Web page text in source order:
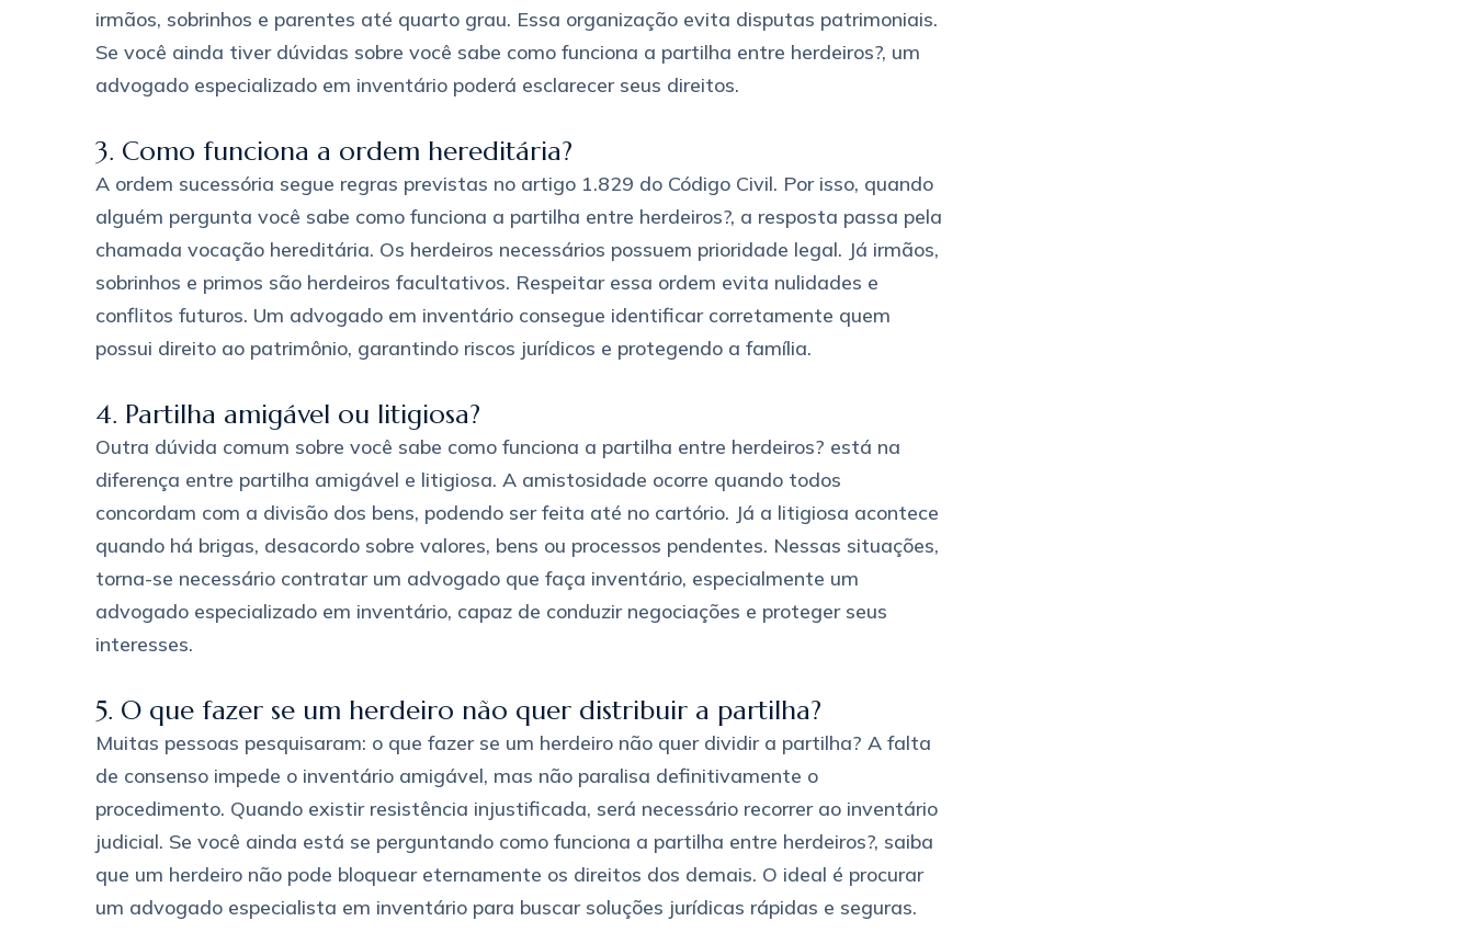
irmãos, sobrinhos e parentes até quarto grau. Essa organização evita disputas patrimoniais.
Se você ainda tiver dúvidas sobre você sabe como funciona a partilha entre herdeiros?, um
advogado especializado em inventário poderá esclarecer seus direitos.
3. Como funciona a ordem hereditária?
A ordem sucessória segue regras previstas no artigo 1.829 do Código Civil. Por isso, quando
alguém pergunta você sabe como funciona a partilha entre herdeiros?, a resposta passa pela
chamada vocação hereditária. Os herdeiros necessários possuem prioridade legal. Já irmãos,
sobrinhos e primos são herdeiros facultativos. Respeitar essa ordem evita nulidades e
conflitos futuros. Um advogado em inventário consegue identificar corretamente quem
possui direito ao patrimônio, garantindo riscos jurídicos e protegendo a família.
4. Partilha amigável ou litigiosa?
Outra dúvida comum sobre você sabe como funciona a partilha entre herdeiros? está na
diferença entre partilha amigável e litigiosa. A amistosidade ocorre quando todos
concordam com a divisão dos bens, podendo ser feita até no cartório. Já a litigiosa acontece
quando há brigas, desacordo sobre valores, bens ou processos pendentes. Nessas situações,
torna-se necessário contratar um advogado que faça inventário, especialmente um
advogado especializado em inventário, capaz de conduzir negociações e proteger seus
interesses.
5. O que fazer se um herdeiro não quer distribuir a partilha?
Muitas pessoas pesquisaram: o que fazer se um herdeiro não quer dividir a partilha? A falta
de consenso impede o inventário amigável, mas não paralisa definitivamente o
procedimento. Quando existir resistência injustificada, será necessário recorrer ao inventário
judicial. Se você ainda está se perguntando como funciona a partilha entre herdeiros?, saiba
que um herdeiro não pode bloquear eternamente os direitos dos demais. O ideal é procurar
um advogado especialista em inventário para buscar soluções jurídicas rápidas e seguras.